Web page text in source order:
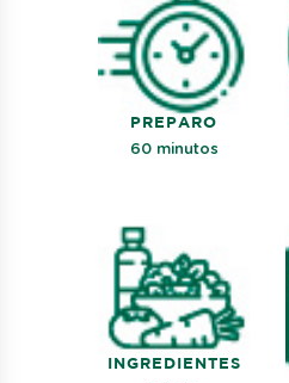
PREPARO
60 minutos
INGREDIENTES